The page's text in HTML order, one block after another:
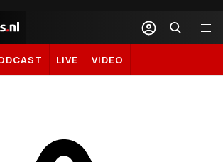
LIVE VIDEO